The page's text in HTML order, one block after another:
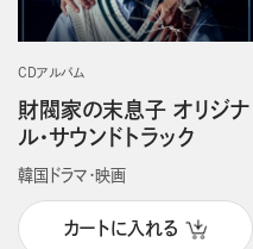
CDアルバム
財閥家の末息子 オリジナ
ル・サウンドトラック
韓国ドラマ・映画
カートに入れる